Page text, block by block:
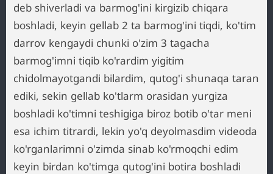
deb shiverladi va barmog'ini kirgizib chiqara
boshladi, keyin gellab 2 ta barmog'ini tiqdi, ko'tim
darrov kengaydi chunki o'zim 3 tagacha
barmog'imni tiqib ko'rardim yigitim
chidolmayotgandi bilardim, qutog'i shunaqa taran
ediki, sekin gellab ko'tlarm orasidan yurgiza
boshladi ko'timni teshigiga biroz botib o'tar meni
esa ichim titrardi, lekin yo'q deyolmasdim videoda
ko'rganlarimni o'zimda sinab ko'rmoqchi edim
keyin birdan ko'timga qutog'ini botira boshladi